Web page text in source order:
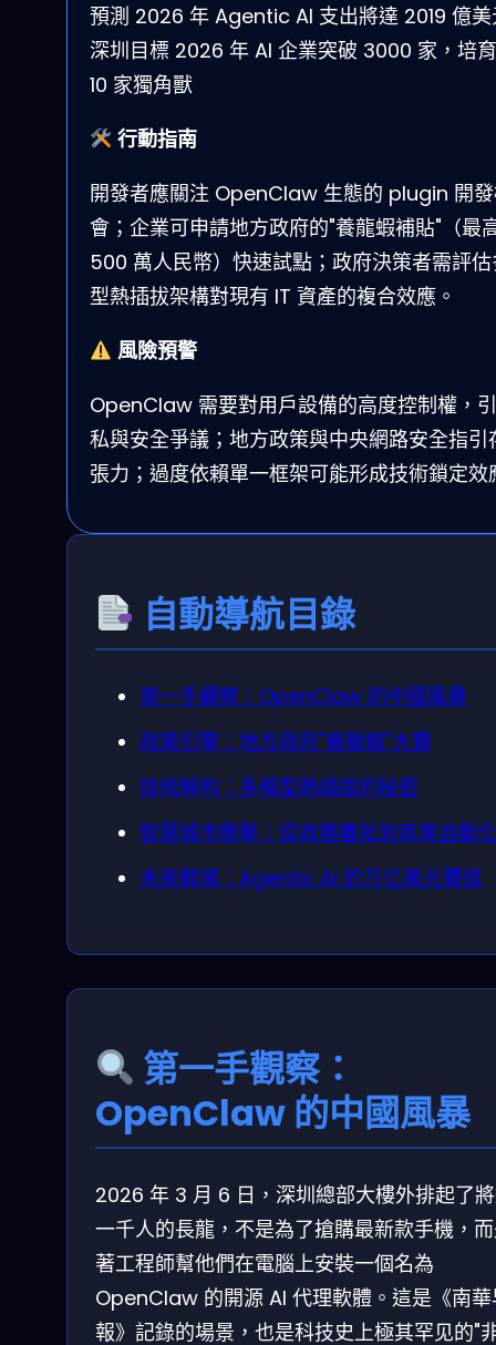
預測 2026 年 Agentic AI 支出將達 2019 億
深圳目標 2026 年 AI 企業突破 3000 家，培
10 家獨角獸
行動指南
開發者應關注 OpenClaw 生態的 plugin 開
會；企業可申請地方政府的"養龍蝦補貼"（最
500 萬人民幣）快速試點；政府決策者需評
型熱插拔架構對現有 IT 資產的複合效應。
風險預警
OpenClaw 需要對用戶設備的高度控制權，
私與安全爭議；地方政策與中央網路安全指引
張力；過度依賴單一框架可能形成技術鎖定效
自動導航目錄
第一手觀察：OpenClaw 的中國風暴
政策引擎：地方政府"養龍蝦"大賽
技術解构：多模型熱插拔的秘密
智慧城市衝擊：從政務審批到商業自動
未來戰場：Agentic AI 的万亿美元賽道
第一手觀察：
OpenClaw 的中國風暴
2026 年 3 月 6 日，深圳總部大樓外排起了
一千人的長龍，不是為了搶購最新款手機，
著工程師幫他們在電腦上安裝一個名為
OpenClaw 的開源 AI 代理軟體。這是《南
報》記錄的場景，也是科技史上極其罕见的"